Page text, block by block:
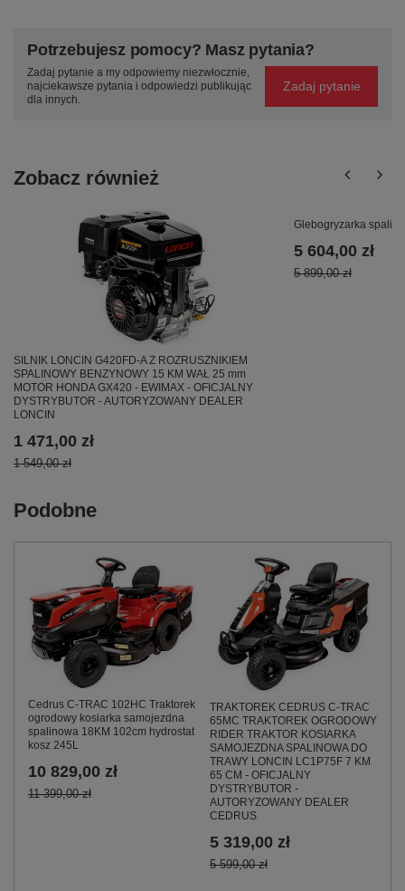
Potrzebujesz pomocy? Masz pytania?
Zadaj pytanie a my odpowiemy niezwłocznie,
najciekawsze pytania i odpowiedzi publikując
dla innych.
Zadaj pytanie
Zobacz również
SILNIK LONCIN G420FD-A Z ROZRUSZNIKIEM
SPALINOWY BENZYNOWY 15 KM WAŁ 25 mm
MOTOR HONDA GX420 - EWIMAX - OFICJALNY
DYSTRYBUTOR - AUTORYZOWANY DEALER
LONCIN
1 471,00 zł
1 549,00 zł
Glebogryzarka
5 604,00 zł
5 899,00 zł
Podobne
Cedrus C-TRAC 102HC Traktorek
ogrodowy kosiarka samojezdna
spalinowa 18KM 102cm hydrostat
kosz 245L
10 829,00 zł
11 399,00 zł
TRAKTOREK CEDRUS C-TRAC
65MC TRAKTOREK OGRODOWY
RIDER TRAKTOR KOSIARKA
SAMOJEZDNA SPALINOWA DO
TRAWY LONCIN LC1P75F 7 KM
65 CM - OFICJALNY
DYSTRYBUTOR -
AUTORYZOWANY DEALER
CEDRUS
5 319,00 zł
5 599,00 zł